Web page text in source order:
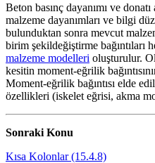
Beton basınç dayanımı ve
malzeme dayanımları ve bilgi
bulunduktan sonra mevcut
birim şekildeğiştirme bağıntıları
malzeme modelleri oluşturulur.
kesitin moment-eğrilik
Moment-eğrilik bağıntısı elde
özellikleri (iskelet eğrisi, akma
Sonraki Konu
Kısa Kolonlar (15.4.8)